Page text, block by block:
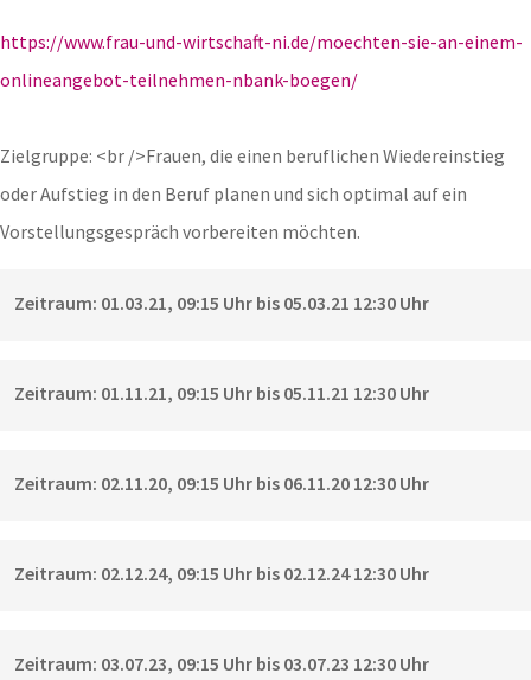
https://www.frau-und-wirtschaft-ni.de/moechten-sie-an-einem-
onlineangebot-teilnehmen-nbank-boegen/
Zielgruppe: <br />Frauen, die einen beruflichen Wiedereinstieg
oder Aufstieg in den Beruf planen und sich optimal auf ein
Vorstellungsgespräch vorbereiten möchten.
Zeitraum: 01.03.21, 09:15 Uhr bis 05.03.21 12:30 Uhr
Zeitraum: 01.11.21, 09:15 Uhr bis 05.11.21 12:30 Uhr
Zeitraum: 02.11.20, 09:15 Uhr bis 06.11.20 12:30 Uhr
Zeitraum: 02.12.24, 09:15 Uhr bis 02.12.24 12:30 Uhr
Zeitraum: 03.07.23, 09:15 Uhr bis 03.07.23 12:30 Uhr